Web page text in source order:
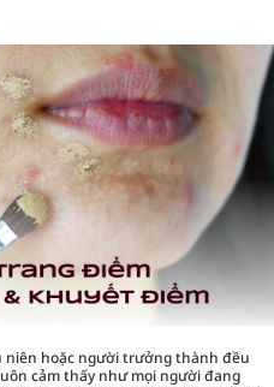
hoặc người trưởng thành đều
cảm thấy như mọi người đang